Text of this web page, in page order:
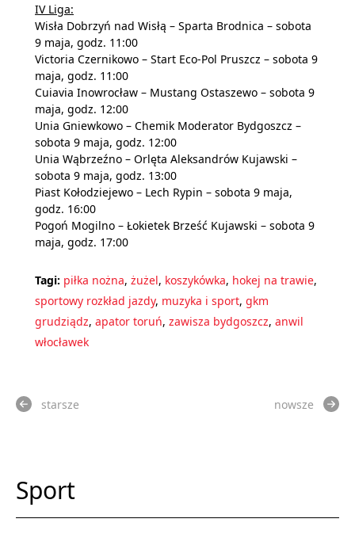
IV Liga:
Wisła Dobrzyń nad Wisłą – Sparta Brodnica – sobota
9 maja, godz. 11:00
Victoria Czernikowo – Start Eco-Pol Pruszcz – sobota 9
maja, godz. 11:00
Cuiavia Inowrocław – Mustang Ostaszewo – sobota 9
maja, godz. 12:00
Unia Gniewkowo – Chemik Moderator Bydgoszcz –
sobota 9 maja, godz. 12:00
Unia Wąbrzeźno – Orlęta Aleksandrów Kujawski –
sobota 9 maja, godz. 13:00
Piast Kołodziejewo – Lech Rypin – sobota 9 maja,
godz. 16:00
Pogoń Mogilno – Łokietek Brześć Kujawski – sobota 9
maja, godz. 17:00
Tagi: piłka nożna, żużel, koszykówka, hokej na trawie,
sportowy rozkład jazdy, muzyka i sport, gkm
grudziądz, apator toruń, zawisza bydgoszcz, anwil
włocławek
starsze nowsze
Sport